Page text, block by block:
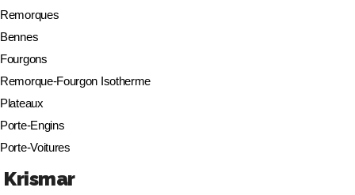
Remorques
Bennes
Fourgons
Remorque-Fourgon Isotherme
Plateaux
Porte-Engins
Porte-Voitures
Krismar